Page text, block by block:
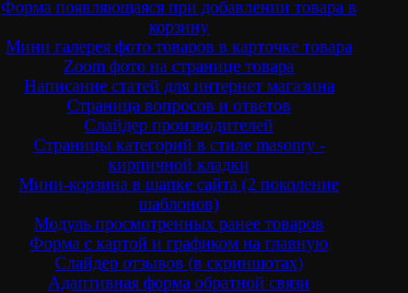
Форма появляющаяся при добавлении товара в
корзину
Мини галерея фото товаров в карточке товара
Zoom фото на странице товара
Написание статей для интернет магазина
Страница вопросов и ответов
Слайдер производителей
Страницы категорий в стиле masonry -
кирпичной кладки
Мини-корзина в шапке сайта (2 поколение
шаблонов)
Модуль просмотренных ранее товаров
Форма с картой и графиком на главную
Слайдер отзывов (в скриншотах)
Адаптивная форма обратной связи